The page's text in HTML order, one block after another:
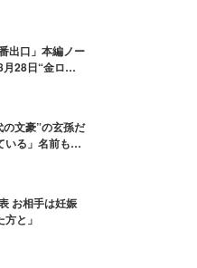
出口」本編ノー
28日“金ロ
文豪”の玄孫だ
いる」名前も先
お相手は妊娠
と」